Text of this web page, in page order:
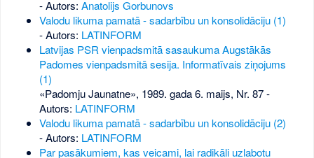
- Autors: Anatolijs Gorbunovs
Valodu likuma pamatā - sadarbību un konsolidāciju (1)
- Autors: LATINFORM
Latvijas PSR vienpadsmitā sasaukuma Augstākās
Padomes vienpadsmitā sesija. Informatīvais ziņojums
(1)
«Padomju Jaunatne», 1989. gada 6. maijs, Nr. 87-
Autors: LATINFORM
Valodu likuma pamatā - sadarbību un konsolidāciju (2)
- Autors: LATINFORM
Par pasākumiem, kas veicami, lai radikāli uzlabotu